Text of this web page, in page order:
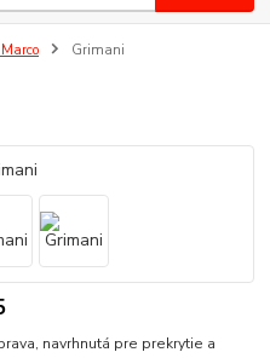
Grimani
navrhnutá pre prekrytie a